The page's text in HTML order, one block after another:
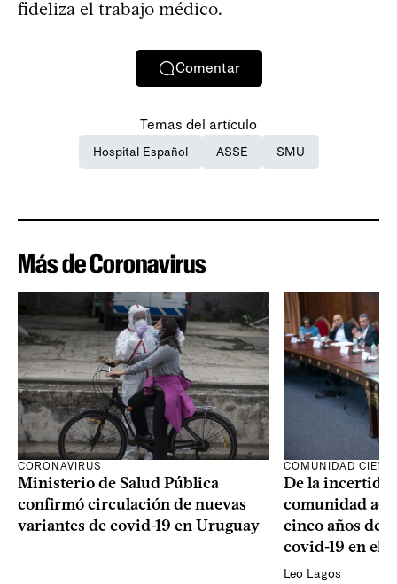
fideliza el trabajo médico.
Comentar
Temas del artículo
Hospital Español ASSE SMU
Más de Coronavirus
CORONAVIRUS
Ministerio de Salud Pública
confirmó circulación de nuevas
variantes de covid-19 en Uruguay
COMUNIDAD
De la
comunidad
cinco años de
covid-19 en el
Leo Lagos